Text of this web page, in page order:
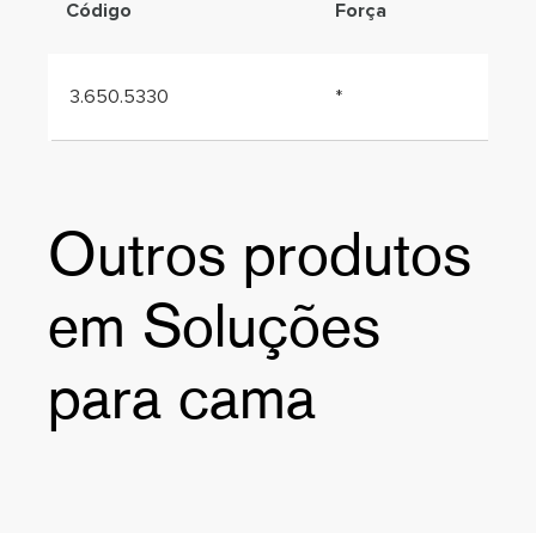
Código Força
3.650.5330 *
Outros produtos
em Soluções
para cama